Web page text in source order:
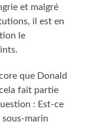
et malgré
il est en
le
que Donald
fait partie
: Est-ce
sous-marin